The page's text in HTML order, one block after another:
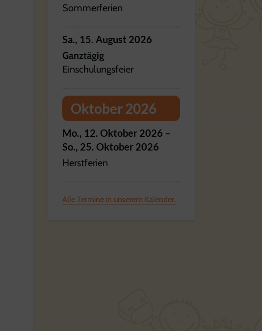
Sommerferien
Sa., 15. August 2026
Ganztägig
Einschulungsfeier
Oktober 2026
Mo., 12. Oktober 2026 –
So., 25. Oktober 2026
Herstferien
Alle Termine in unserem Kalender.